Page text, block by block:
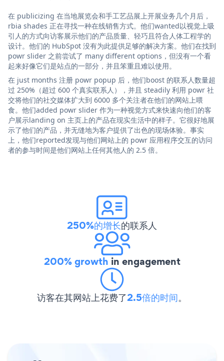
在 publicizing 在当地展览会和手工艺品展上开展业务几个月后，
rbia shades 正在寻找一种在线销售方式。他们wanted以视觉上吸
引人的方式向访客展示他们的产品质量、轻巧且符合人体工程学的
设计。他们的 HubSpot 没有为此提供足够的解决方案。他们在找到
powr slider 之前尝试了 many different options，但没有一个看
起来好像它们是站点的一部分，并且笨重且难以使用。
在 just months 注册 powr popup 后，他们boost 的联系人数量超
过 250%（超过 600 个真实联系人），并且 steadily 利用 powr 社
交将他们的社交媒体扩大到 6000 多个关注者在他们的网站上喂
食。他们added powr slider 作为一种视觉方式来快速向他们的客
户展示landing on 主页上的产品在现实生活中的样子。它很好地展
示了他们的产品，并无缝地为客户提供了出色的现场体验。事实
上，他们reported发现与他们网站上的 powr 应用程序交互的访问
者的参与时间是他们网站上任何其他人的 2.5 倍。
250%的增长的联系人
200% growth in engagement
访客在其网站上花费了2.5倍的时间。